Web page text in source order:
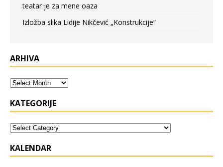
teatar je za mene oaza
Izložba slika Lidije Nikčević „Konstrukcije“
ARHIVA
KATEGORIJE
KALENDAR